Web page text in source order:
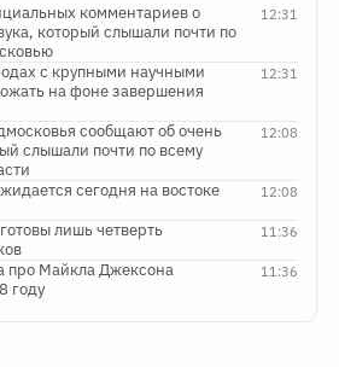
12:31
комментариев о
который слышали почти по
12:31
с крупными научными
на фоне завершения
12:08
сообщают об очень
слышали почти по всему
12:08
сегодня на востоке
11:36
лишь четверть
11:36
про Майкла Джексона
году